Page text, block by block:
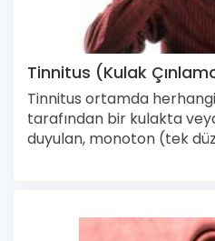
Tinnitus (Kulak
Tinnitus ortamda
tarafından bir kulakta
duyulan, monoton (tek